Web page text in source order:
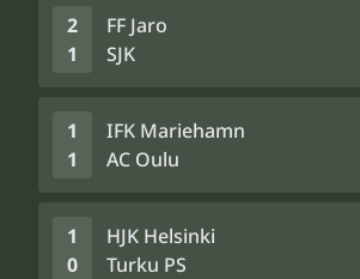
2
1
FF Jaro
SJK
1
1
IFK Mariehamn
AC Oulu
1
0
HJK Helsinki
Turku PS